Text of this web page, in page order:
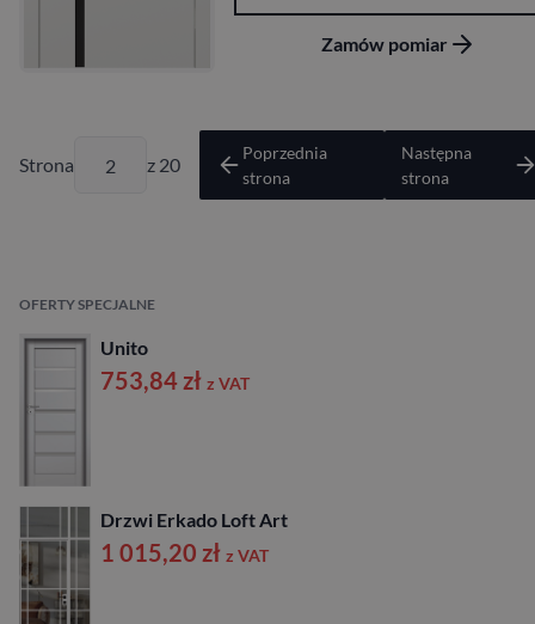
Zamów pomiar
Strona z 20
Poprzednia
strona
Następna
strona
OFERTY SPECJALNE
Unito
753,84 zł z VAT
Drzwi Erkado Loft Art
1 015,20 zł z VAT